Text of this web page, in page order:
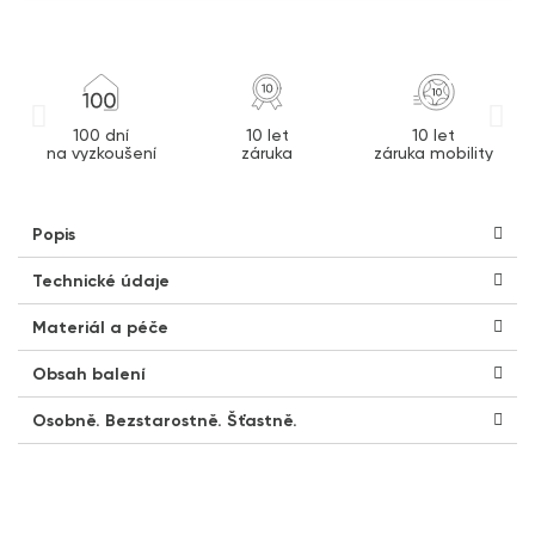
100 dní
na vyzkoušení
10 let
záruka
10 let
záruka mobility
Popis
Technické údaje
Materiál a péče
Obsah balení
Osobně. Bezstarostně. Šťastně.